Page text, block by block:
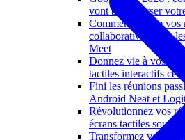
vont bouleverser
Comment rendre
collaboratives avec
Meet
Donnez vie à vos
tactiles interactifs
Fini les réunions
Android Neat et
Révolutionnez vos
écrans tactiles sous
Transformez vos